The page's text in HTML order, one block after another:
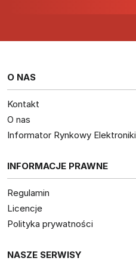
O NAS
Kontakt
O nas
Informator Rynkowy Elektroniki
INFORMACJE PRAWNE
Regulamin
Licencje
Polityka prywatności
NASZE SERWISY